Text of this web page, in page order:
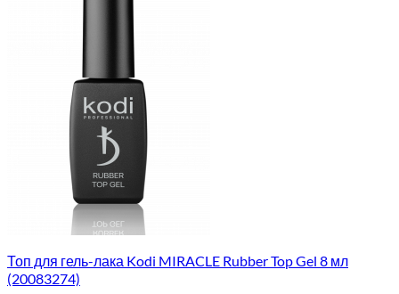
Топ для гель-лака Kodi MIRACLE Rubber Top Gel 8 мл
(20083274)